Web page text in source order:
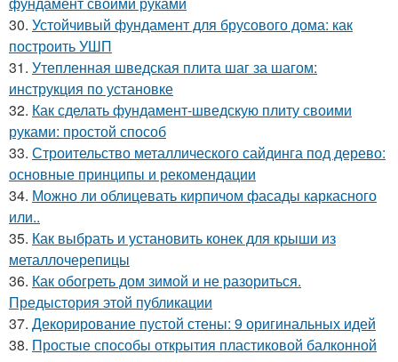
30. Устойчивый фундамент для брусового дома: как
построить УШП
31. Утепленная шведская плита шаг за шагом:
инструкция по установке
32. Как сделать фундамент-шведскую плиту своими
руками: простой способ
33. Строительство металлического сайдинга под дерево:
основные принципы и рекомендации
34. Можно ли облицевать кирпичом фасады каркасного
или..
35. Как выбрать и установить конек для крыши из
металлочерепицы
36. Как обогреть дом зимой и не разориться.
Предыстория этой публикации
37. Декорирование пустой стены: 9 оригинальных идей
38. Простые способы открытия пластиковой балконной